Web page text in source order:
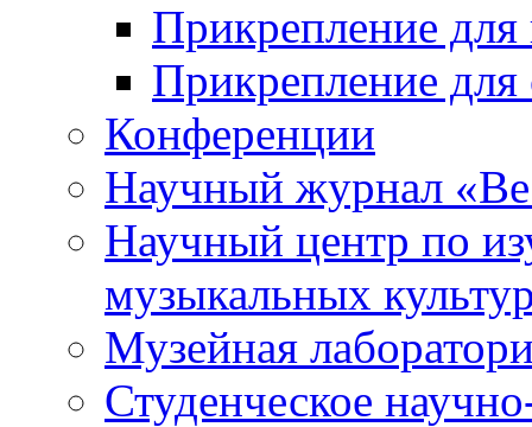
Прикрепление для
Прикрепление для
Конференции
Научный журнал
Научный центр по
музыкальных
Музейная
Студенческое